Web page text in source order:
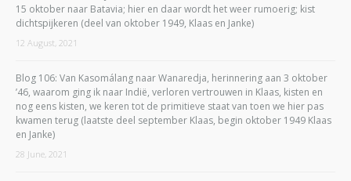
15 oktober naar Batavia; hier en daar wordt het weer rumoerig; kist
dichtspijkeren (deel van oktober 1949, Klaas en Janke)
12 August, 2021
Blog 106: Van Kasomálang naar Wanaredja, herinnering aan 3 oktober
’46, waarom ging ik naar Indië, verloren vertrouwen in Klaas, kisten en
nog eens kisten, we keren tot de primitieve staat van toen we hier pas
kwamen terug (laatste deel september Klaas, begin oktober 1949 Klaas
en Janke)
28 June, 2021